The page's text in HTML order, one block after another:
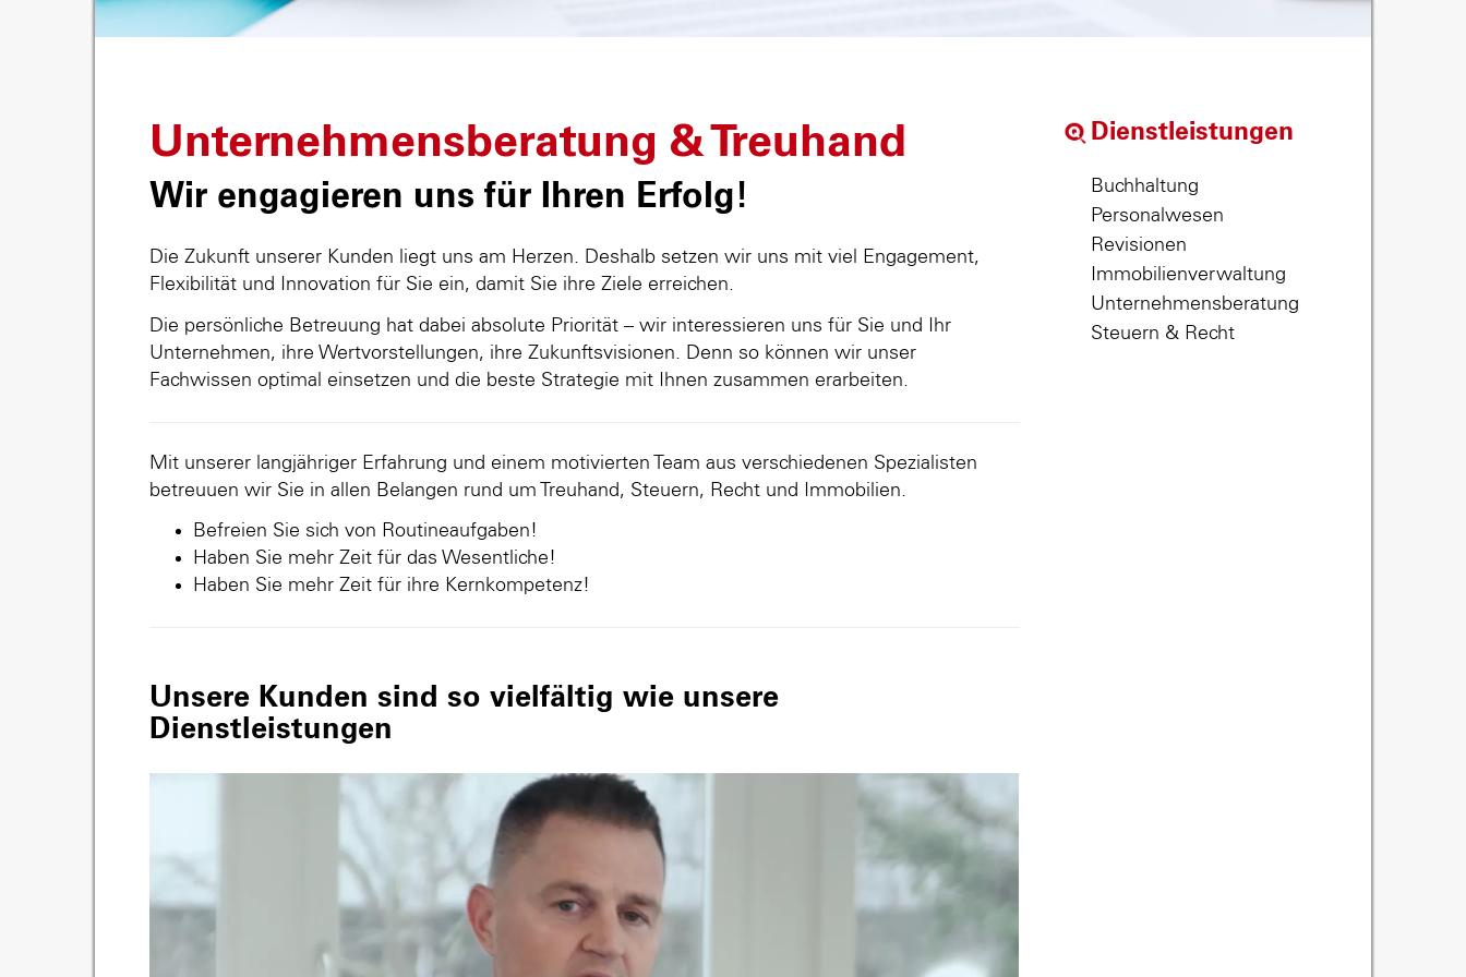
Unternehmensberatung & Treuhand
Wir engagieren uns für Ihren Erfolg!
Die Zukunft unserer Kunden liegt uns am Herzen. Deshalb setzen wir uns mit viel Engagement,
Flexibilität und Innovation für Sie ein, damit Sie ihre Ziele erreichen.
Die persönliche Betreuung hat dabei absolute Priorität – wir interessieren uns für Sie und Ihr
Unternehmen, ihre Wertvorstellungen, ihre Zukunftsvisionen. Denn so können wir unser
Fachwissen optimal einsetzen und die beste Strategie mit Ihnen zusammen erarbeiten.
Mit unserer langjähriger Erfahrung und einem motivierten Team aus verschiedenen Spezialisten
betreuuen wir Sie in allen Belangen rund um Treuhand, Steuern, Recht und Immobilien.
Befreien Sie sich von Routineaufgaben!
Haben Sie mehr Zeit für das Wesentliche!
Haben Sie mehr Zeit für ihre Kernkompetenz!
Unsere Kunden sind so vielfältig wie unsere
Dienstleistungen
Dienstleistungen
Buchhaltung
Personalwesen
Revisionen
Immobilienverwaltung
Unternehmensberatung
Steuern & Recht